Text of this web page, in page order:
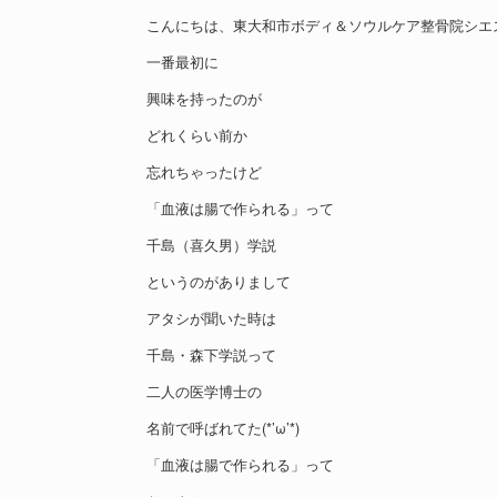
こんにちは、東大和市ボディ＆ソウルケア整骨院シ
一番最初に
興味を持ったのが
どれくらい前か
忘れちゃったけど
「血液は腸で作られる」って
千島（喜久男）学説
というのがありまして
アタシが聞いた時は
千島・森下学説って
二人の医学博士の
名前で呼ばれてた(*’ω’*)
「血液は腸で作られる」って